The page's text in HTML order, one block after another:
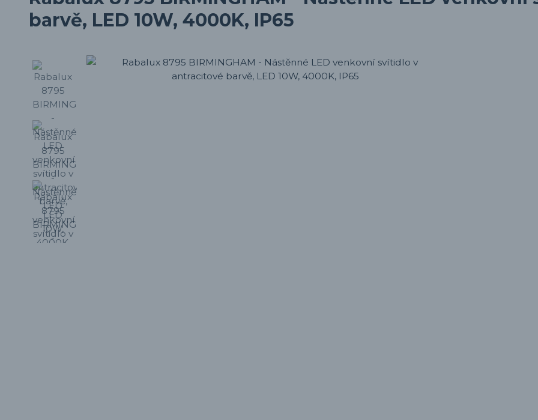
barvě, LED 10W, 4000K, IP65